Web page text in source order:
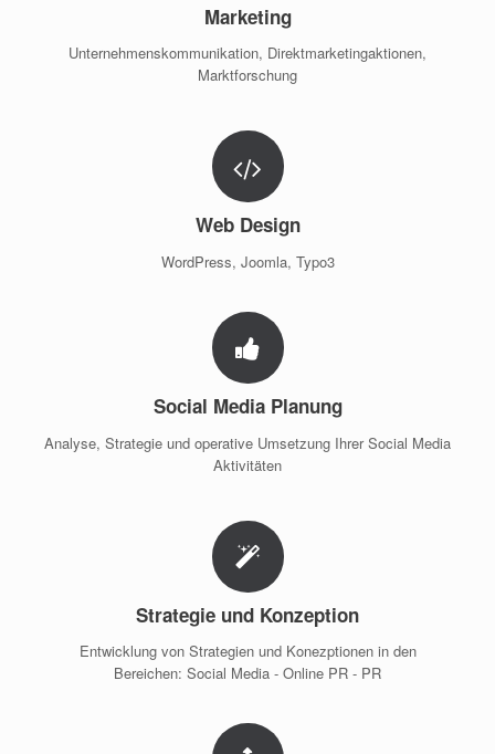
Marketing
Unternehmenskommunikation, Direktmarketingaktionen,
Marktforschung
Web Design
WordPress, Joomla, Typo3
Social Media Planung
Analyse, Strategie und operative Umsetzung Ihrer Social Media
Aktivitäten
Strategie und Konzeption
Entwicklung von Strategien und Konezptionen in den
Bereichen: Social Media - Online PR - PR